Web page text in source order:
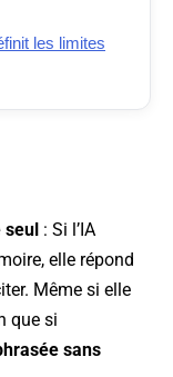
les limites
seul : Si l’IA
elle répond
Même si elle
que si
sans